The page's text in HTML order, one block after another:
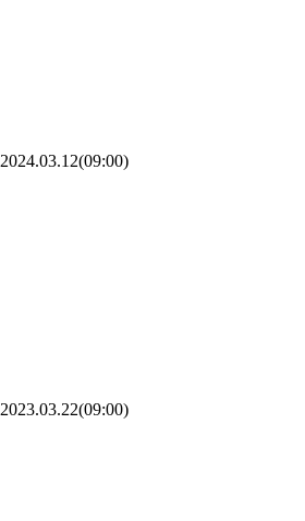
2024.03.12(09:00)
2023.03.22(09:00)